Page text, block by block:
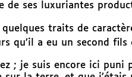
de ses luxuriantes
quelques traits de
qu’il a eu un second
; je suis encore ici